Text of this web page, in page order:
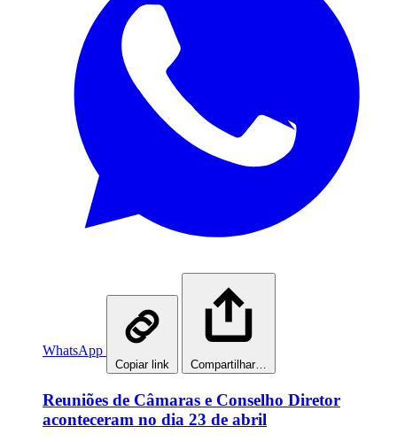
WhatsApp
Copiar link Compartilhar…
Reuniões de Câmaras e Conselho Diretor
aconteceram no dia 23 de abril